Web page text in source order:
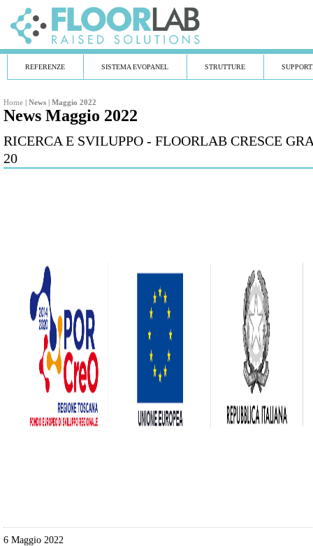
REFERENZE SISTEMA EVOPANEL STRUTTURE
Home | News | Maggio 2022
News Maggio 2022
RICERCA E SVILUPPO - FLOORLAB CRESCE
20
6 Maggio 2022